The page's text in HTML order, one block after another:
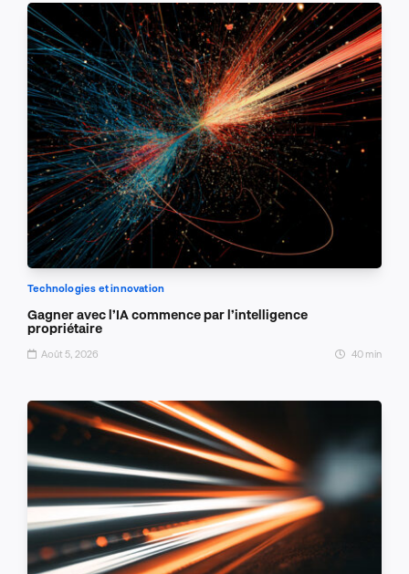
Technologies et innovation
Gagner avec l’IA commence par l’intelligence
propriétaire
Août 5, 2026 40 min